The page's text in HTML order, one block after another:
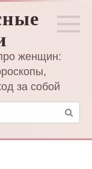
женщин:
за собой